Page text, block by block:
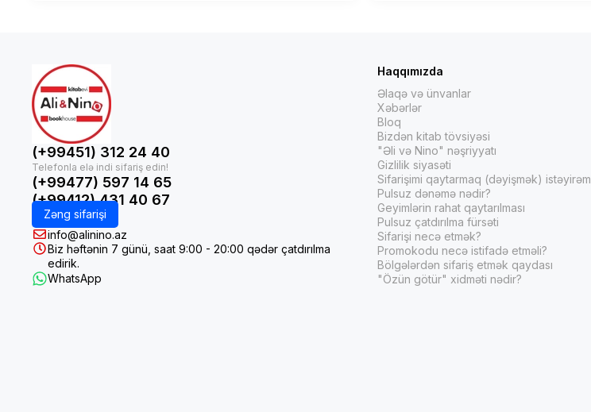
(+99451) 312 24 40
(+99477) 597 14 65
(+99412) 431 40 67
Zəng sifarişi
info@alinino.az
Biz həftənin 7 günü, saat 9:00 - 20:00 qədər çatdırılma
edirik.
WhatsApp
Haqqımızda
Əlaqə və ünvanlar
Xəbərlər
Bloq
Bizdən kitab tövsiyəsi
"Əli və Nino" nəşriyyatı
Gizlilik siyasəti
Sifarişimi qaytarmaq (dəyişmək) istəyirəm
Pulsuz dənəmə nədir?
Geyimlərin rahat qaytarılması
Pulsuz çatdırılma fürsəti
Sifarişi necə etmək?
Promokodu necə istifadə etməli?
Bölgələrdən sifariş etmək qaydası
"Özün götür" xidməti nədir?